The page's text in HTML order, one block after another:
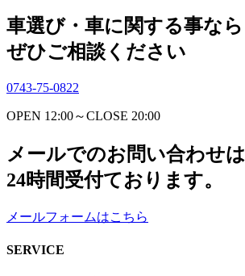
車選び・車に関する事なら
ぜひご相談ください
0743-75-0822
OPEN 12:00～CLOSE 20:00
メールでのお問い合わせは
24時間受付ております。
メールフォームはこちら
SERVICE